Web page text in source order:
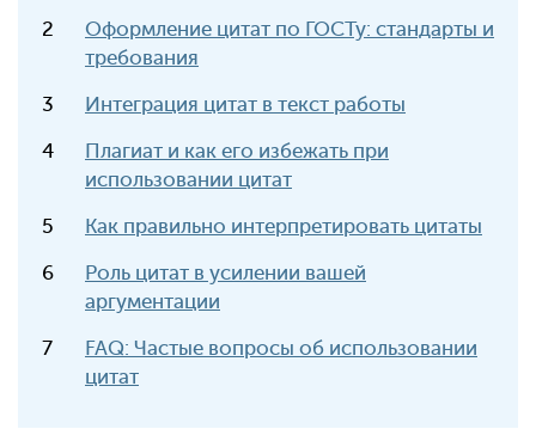
Оформление цитат по ГОСТу: стандарты и
требования
Интеграция цитат в текст работы
Плагиат и как его избежать при
использовании цитат
Как правильно интерпретировать цитаты
Роль цитат в усилении вашей
аргументации
FAQ: Частые вопросы об использовании
цитат